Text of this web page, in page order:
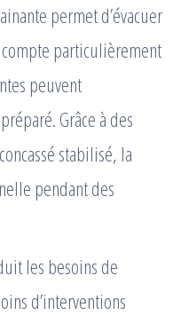
permet d’évacuer
particulièrement
peuvent
Grâce à des
stabilisé, la
pendant des
les besoins de
d’interventions